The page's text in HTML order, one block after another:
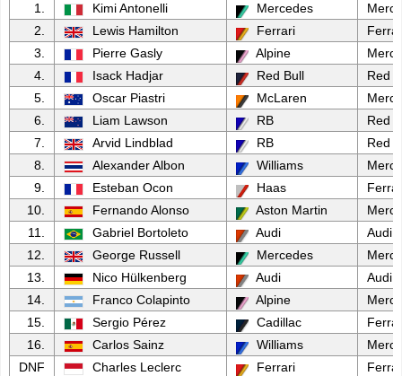
1.
Kimi Antonelli Mercedes
2.
Lewis Hamilton Ferrari
3.
Pierre Gasly Alpine
4.
Isack Hadjar Red Bull
Red
5.
Oscar Piastri McLaren
6.
Liam Lawson RB
Red
7.
Arvid Lindblad RB
Red
8.
Alexander Albon Williams
9.
Esteban Ocon Haas
10.
Fernando Alonso Aston Martin
11.
Gabriel Bortoleto Audi
Audi
12.
George Russell Mercedes
13.
Nico Hülkenberg Audi
Audi
14.
Franco Colapinto Alpine
15.
Sergio Pérez Cadillac
16.
Carlos Sainz Williams
DNF
Charles Leclerc Ferrari